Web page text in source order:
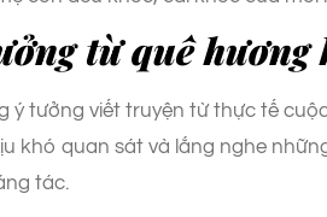
từ quê hương
ý tưởng viết truyện từ thực tế
khó quan sát và lắng nghe
tác.